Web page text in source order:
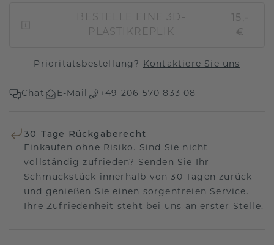
BESTELLE EINE 3D-
PLASTIKREPLIK
15,-
€
Prioritätsbestellung? Kontaktiere Sie uns
Chat E-Mail +49 206 570 833 08
30 Tage Rückgaberecht
Einkaufen ohne Risiko. Sind Sie nicht
vollständig zufrieden? Senden Sie Ihr
Schmuckstück innerhalb von 30 Tagen zurück
und genießen Sie einen sorgenfreien Service.
Ihre Zufriedenheit steht bei uns an erster Stelle.